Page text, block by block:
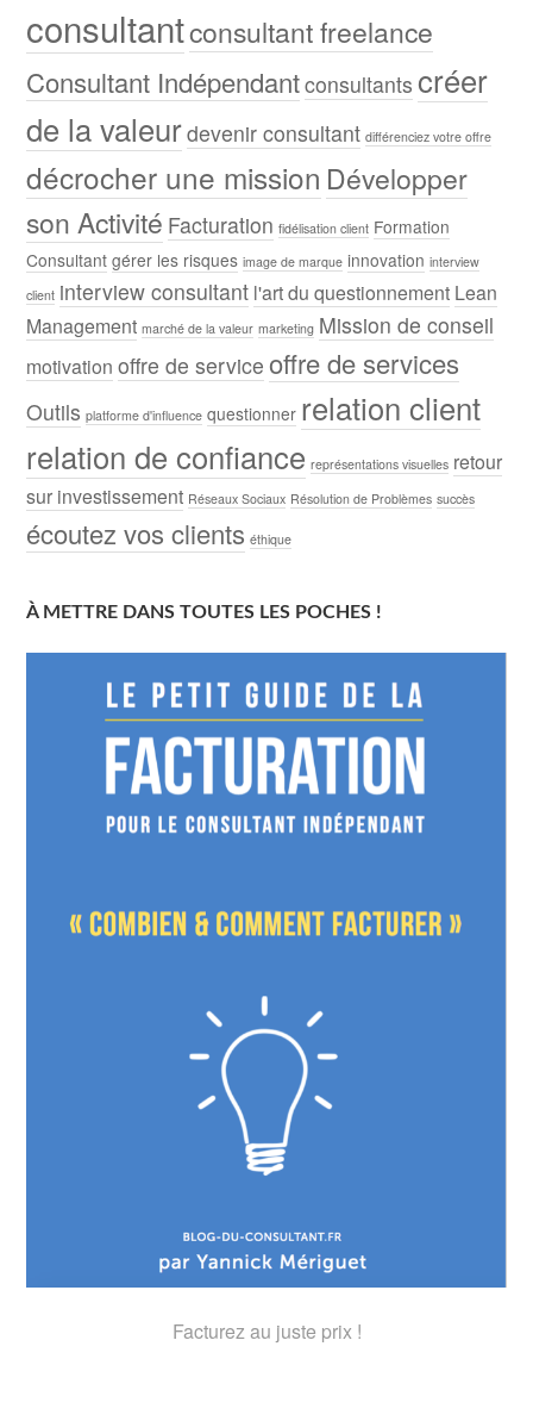
consultantconsultant freelance
Consultant Indépendantconsultants créer
de la valeurdevenir consultant différenciez votre offre
décrocher une mission Développer
son Activité Facturation fidélisation client Formation
Consultant gérer les risques image de marque innovation interview
client interview consultant l'art du questionnement Lean
Management marché de la valeur marketing Mission de conseil
motivation offre de service offre de services
Outils platforme d'influence questionner relation client
relation de confiance représentations visuelles retour
sur investissement Réseaux Sociaux Résolution de Problèmes succès
écoutez vos clients éthique
À METTRE DANS TOUTES LES POCHES !
Facturez au juste prix !